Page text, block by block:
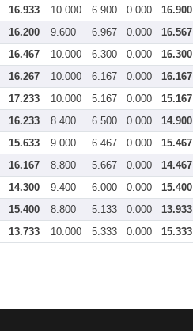
16.933 10.000 6.900 0.000 16.900
16.200 9.600 6.967 0.000 16.567
16.467 10.000 6.300 0.000 16.300
16.267 10.000 6.167 0.000 16.167
17.233 10.000 5.167 0.000 15.167
16.233 8.400 6.500 0.000 14.900
15.633 9.000 6.467 0.000 15.467
16.167 8.800 5.667 0.000 14.467
14.300 9.400 6.000 0.000 15.400
15.400 8.800 5.133 0.000 13.933
13.733 10.000 5.333 0.000 15.333